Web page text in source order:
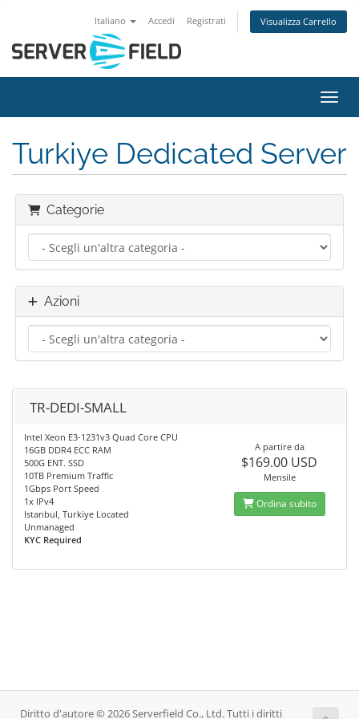
Italiano Accedi Registrati Visualizza Carrello
Turkiye Dedicated Server
Categorie
Azioni
TR-DEDI-SMALL
Intel Xeon E3-1231v3 Quad Core CPU
16GB DDR4 ECC RAM
500G ENT. SSD
10TB Premium Traffic
1Gbps Port Speed
1x IPv4
Istanbul, Turkiye Located
Unmanaged
KYC Required
A partire da
$169.00 USD
Mensile
Ordina subito
Diritto d'autore © 2026 Serverfield Co., Ltd. Tutti i diritti